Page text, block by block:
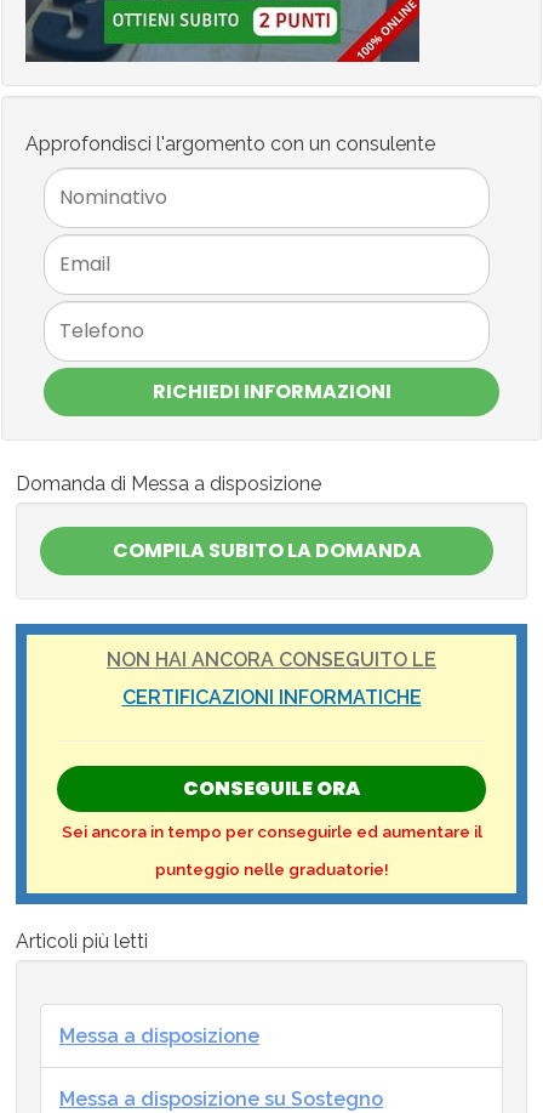
Approfondisci l'argomento con un consulente
RICHIEDI INFORMAZIONI
Domanda di Messa a disposizione
NON HAI ANCORA CONSEGUITO LE
CERTIFICAZIONI INFORMATICHE
CONSEGUILE ORA
Sei ancora in tempo per conseguirle ed aumentare il
punteggio nelle graduatorie!
Articoli più letti
Messa a disposizione
Messa a disposizione su Sostegno